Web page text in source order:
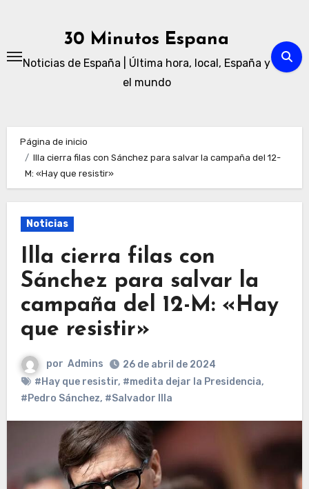
30 Minutos Espana
Noticias de España | Última hora, local, España y
el mundo
Página de inicio
Illa cierra filas con Sánchez para salvar la campaña del 12-
M: «Hay que resistir»
Noticias
Illa cierra filas con
Sánchez para salvar la
campaña del 12-M: «Hay
que resistir»
por Admins
26 de abril de 2024
#Hay que resistir, #medita dejar la Presidencia,
#Pedro Sánchez, #Salvador Illa